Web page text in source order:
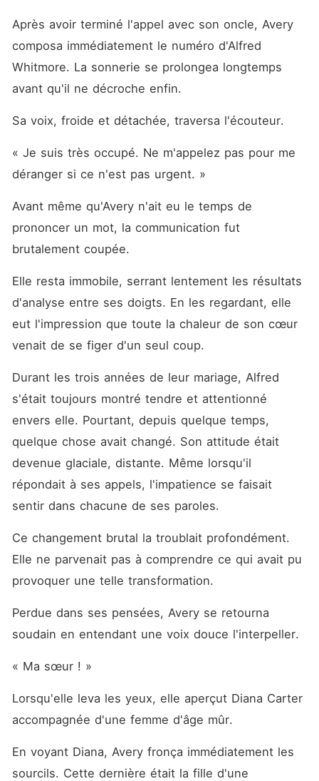
Après avoir terminé l'appel avec son oncle, Avery
composa immédiatement le numéro d'Alfred
Whitmore. La sonnerie se prolongea longtemps
avant qu'il ne décroche enfin.
Sa voix, froide et détachée, traversa l'écouteur.
« Je suis très occupé. Ne m'appelez pas pour me
déranger si ce n'est pas urgent. »
Avant même qu'Avery n'ait eu le temps de
prononcer un mot, la communication fut
brutalement coupée.
Elle resta immobile, serrant lentement les résultats
d'analyse entre ses doigts. En les regardant, elle
eut l'impression que toute la chaleur de son cœur
venait de se figer d'un seul coup.
Durant les trois années de leur mariage, Alfred
s'était toujours montré tendre et attentionné
envers elle. Pourtant, depuis quelque temps,
quelque chose avait changé. Son attitude était
devenue glaciale, distante. Même lorsqu'il
répondait à ses appels, l'impatience se faisait
sentir dans chacune de ses paroles.
Ce changement brutal la troublait profondément.
Elle ne parvenait pas à comprendre ce qui avait pu
provoquer une telle transformation.
Perdue dans ses pensées, Avery se retourna
soudain en entendant une voix douce l'interpeller.
« Ma sœur ! »
Lorsqu'elle leva les yeux, elle aperçut Diana Carter
accompagnée d'une femme d'âge mûr.
En voyant Diana, Avery fronça immédiatement les
sourcils. Cette dernière était la fille d'une